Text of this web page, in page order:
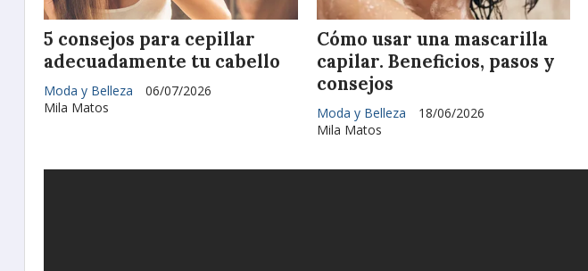
5 consejos para cepillar
adecuadamente tu cabello
Mila Matos
Moda y Belleza 06/07/2026
Cómo usar una mascarilla
capilar. Beneficios, pasos y
consejos
Mila Matos
Moda y Belleza 18/06/2026